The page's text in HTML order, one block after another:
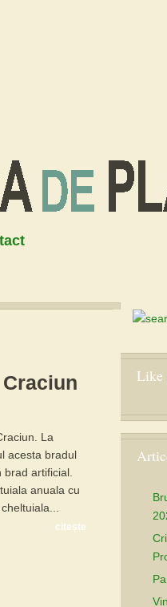
La
acesta bradul
artificial.
anuala cu
citește
Like